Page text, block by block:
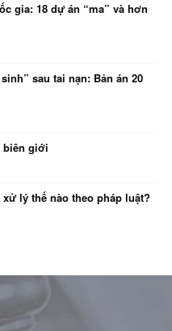
gia: 18 dự án “ma” và hơn
sau tai nạn: Bản án 20
biên giới
lý thế nào theo pháp luật?